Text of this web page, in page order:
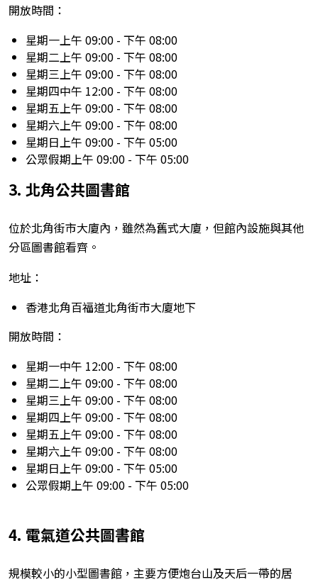
開放時間：
星期一上午 09:00 - 下午 08:00
星期二上午 09:00 - 下午 08:00
星期三上午 09:00 - 下午 08:00
星期四中午 12:00 - 下午 08:00
星期五上午 09:00 - 下午 08:00
星期六上午 09:00 - 下午 08:00
星期日上午 09:00 - 下午 05:00
公眾假期上午 09:00 - 下午 05:00
3. 北角公共圖書館
位於北角街市大廈內，雖然為舊式大廈，但館內設施與其他
分區圖書館看齊。
地址：
香港北角百福道北角街市大廈地下
開放時間：
星期一中午 12:00 - 下午 08:00
星期二上午 09:00 - 下午 08:00
星期三上午 09:00 - 下午 08:00
星期四上午 09:00 - 下午 08:00
星期五上午 09:00 - 下午 08:00
星期六上午 09:00 - 下午 08:00
星期日上午 09:00 - 下午 05:00
公眾假期上午 09:00 - 下午 05:00
4. 電氣道公共圖書館
規模較小的小型圖書館，主要方便炮台山及天后一帶的居